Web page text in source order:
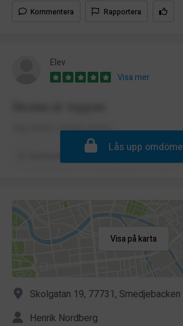
Kommentera Rapportera
Elev
Visa mer
Jag tycker skolan är bra
Lås upp omdöme
Visa på karta
Skolgatan 19, 77731, Smedjebacken
Henrik Nordberg